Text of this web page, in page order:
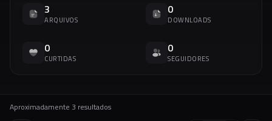
3
ARQUIVOS
0
DOWNLOADS
0
CURTIDAS
0
SEGUIDORES
Aproximadamente 3 resultados